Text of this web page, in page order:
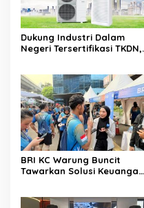
Dukung Industri Dalam
Negeri Tersertifikasi TKDN,
Series Dengan Refrigeran
R32
BRI KC Warung Buncit
Tawarkan Solusi Keuangan